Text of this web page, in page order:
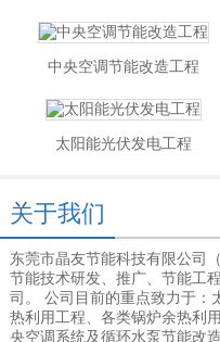
中央空调节能改造工程
太阳能光伏发电工程
关于我们
东莞市晶友节能科技有限公司
节能技术研发、推广、节能工
司。 公司目前的重点致力于：
热利用工程、各类锅炉余热利
央空调系统及循环水泵节能改